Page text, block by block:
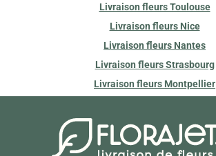
Livraison fleurs Toulouse
Livraison fleurs Nice
Livraison fleurs Nantes
Livraison fleurs Strasbourg
Livraison fleurs Montpellier